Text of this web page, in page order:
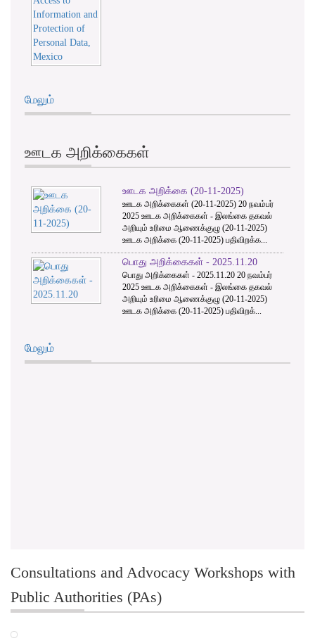
மேலும்
ஊடக அறிக்கைகள்
ஊடக அறிக்கை (20-11-2025)
ஊடக அறிக்கைகள் (20-11-2025) 20 நவம்பர்
2025 ஊடக அறிக்கைகள் - இலங்கை தகவல்
அறியும் உரிமை ஆணைக்குழு (20-11-2025)
ஊடக அறிக்கை (20-11-2025) பதிவிறக்க...
பொது அறிக்கைகள் - 2025.11.20
பொது அறிக்கைகள் - 2025.11.20 20 நவம்பர்
2025 ஊடக அறிக்கைகள் - இலங்கை தகவல்
அறியும் உரிமை ஆணைக்குழு (20-11-2025)
ஊடக அறிக்கை (20-11-2025) பதிவிறக்...
மேலும்
Consultations and Advocacy Workshops with
Public Authorities (PAs)